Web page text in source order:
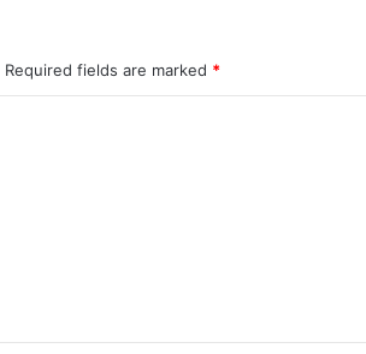
Required fields are marked *